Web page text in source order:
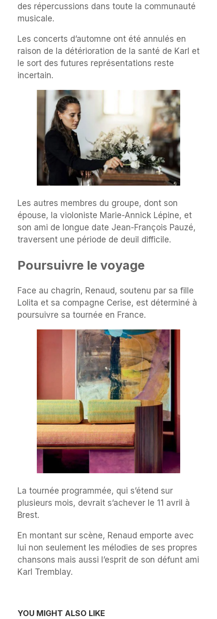
des répercussions dans toute la communauté
musicale.
Les concerts d’automne ont été annulés en
raison de la détérioration de la santé de Karl et
le sort des futures représentations reste
incertain.
Les autres membres du groupe, dont son
épouse, la violoniste Marie-Annick Lépine, et
son ami de longue date Jean-François Pauzé,
traversent une période de deuil difficile.
Poursuivre le voyage
Face au chagrin, Renaud, soutenu par sa fille
Lolita et sa compagne Cerise, est déterminé à
poursuivre sa tournée en France.
La tournée programmée, qui s’étend sur
plusieurs mois, devrait s’achever le 11 avril à
Brest.
En montant sur scène, Renaud emporte avec
lui non seulement les mélodies de ses propres
chansons mais aussi l’esprit de son défunt ami
Karl Tremblay.
YOU MIGHT ALSO LIKE